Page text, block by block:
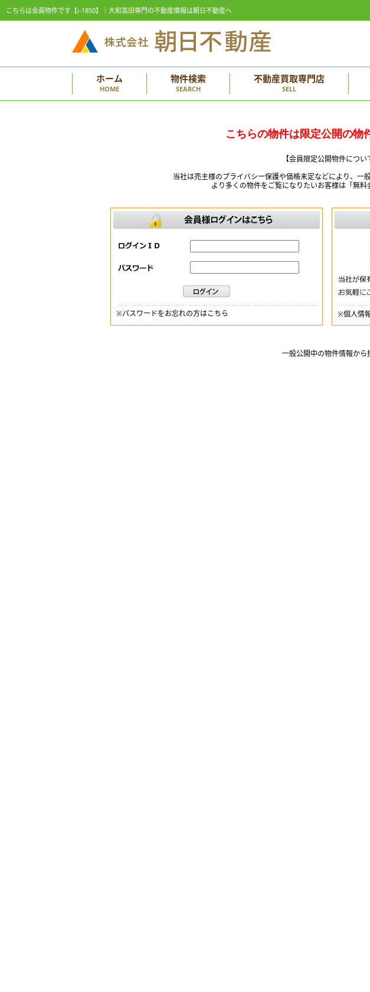
こちらは会員物件です【i-1850】｜大和高田専門の不動産情報は朝日不動産へ
ホーム
HOME
物件検索
SEARCH
不動産買取専門店
SELL
こちらの物件は限定公開の物
【会員限定公開物件につい
当社は売主様のプライバシー保護や価格未定などにより、一
より多くの物件をご覧になりたいお客様は「無料
※パスワードをお忘れの方はこちら ※個人情
一般公開中の物件情報から